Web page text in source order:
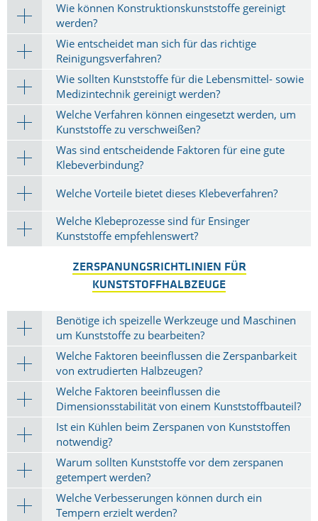
Wie können Konstruktionskunststoffe gereinigt
werden?
Wie entscheidet man sich für das richtige
Reinigungsverfahren?
Wie sollten Kunststoffe für die Lebensmittel- sowie
Medizintechnik gereinigt werden?
Welche Verfahren können eingesetzt werden, um
Kunststoffe zu verschweißen?
Was sind entscheidende Faktoren für eine gute
Klebeverbindung?
Welche Vorteile bietet dieses Klebeverfahren?
Welche Klebeprozesse sind für Ensinger
Kunststoffe empfehlenswert?
ZERSPANUNGSRICHTLINIEN FÜR
KUNSTSTOFFHALBZEUGE
Benötige ich speizelle Werkzeuge und Maschinen
um Kunststoffe zu bearbeiten?
Welche Faktoren beeinflussen die Zerspanbarkeit
von extrudierten Halbzeugen?
Welche Faktoren beeinflussen die
Dimensionsstabilität von einem Kunststoffbauteil?
Ist ein Kühlen beim Zerspanen von Kunststoffen
notwendig?
Warum sollten Kunststoffe vor dem zerspanen
getempert werden?
Welche Verbesserungen können durch ein
Tempern erzielt werden?